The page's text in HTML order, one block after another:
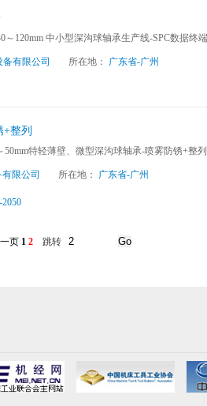
～120mm 中小型深沟球轴承生产线-SPC数据终端
有限公司 所在地： 广东省-广州
整列
50mm特轻薄壁、微型深沟球轴承-喷雾防锈+整列
限公司 所在地： 广东省-广州
页 1 2 跳转